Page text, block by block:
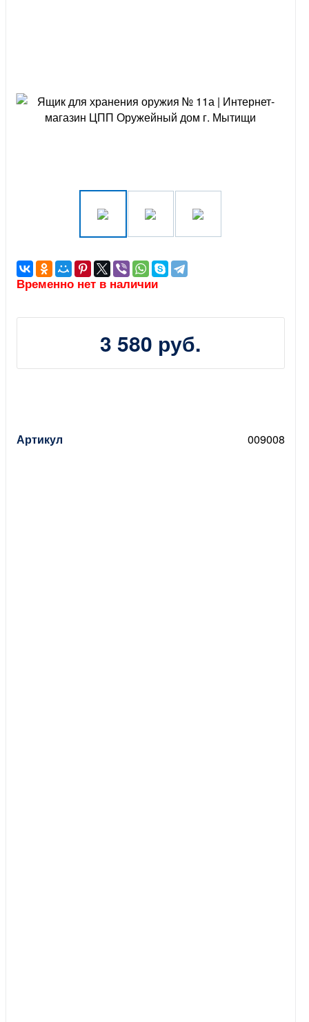
Временно нет в наличии
3 580 руб.
Артикул 009008